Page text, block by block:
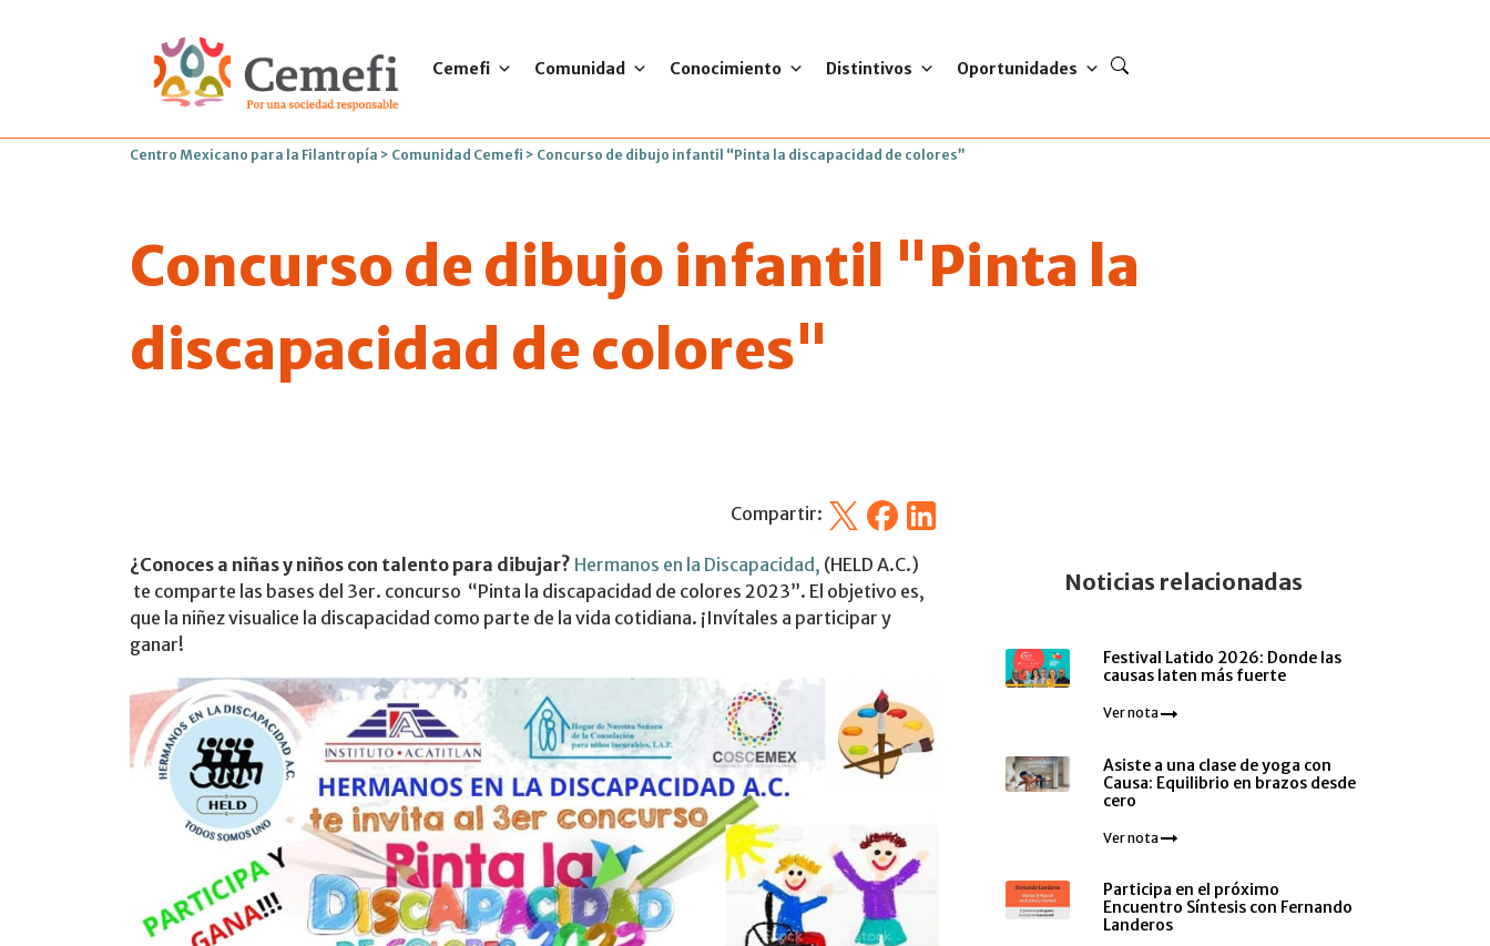
Cemefi Comunidad Conocimiento Distintivos Oportunidades
Centro Mexicano para la Filantropía > Comunidad Cemefi > Concurso de dibujo infantil “Pinta la discapacidad de colores”
Concurso de dibujo infantil "Pinta la
discapacidad de colores"
Compartir: X FacebookLinkedin
¿Conoces a niñas y niños con talento para dibujar? Hermanos en la Discapacidad, (HELD A.C.)
te comparte las bases del 3er. concurso “Pinta la discapacidad de colores 2023”. El objetivo es,
que la niñez visualice la discapacidad como parte de la vida cotidiana. ¡Invítales a participar y
ganar!
Noticias relacionadas
Festival Latido 2026: Donde las
causas laten más fuerte
Ver nota
Asiste a una clase de yoga con
Causa: Equilibrio en brazos desde
cero
Ver nota
Participa en el próximo
Encuentro Síntesis con Fernando
Landeros